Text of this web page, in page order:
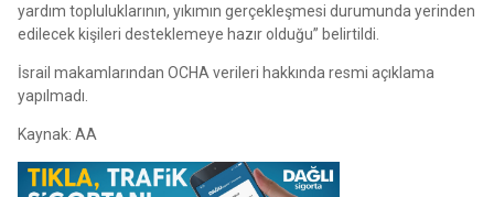
yardım topluluklarının, yıkımın gerçekleşmesi durumunda yerinden
edilecek kişileri desteklemeye hazır olduğu” belirtildi.
İsrail makamlarından OCHA verileri hakkında resmi açıklama
yapılmadı.
Kaynak: AA